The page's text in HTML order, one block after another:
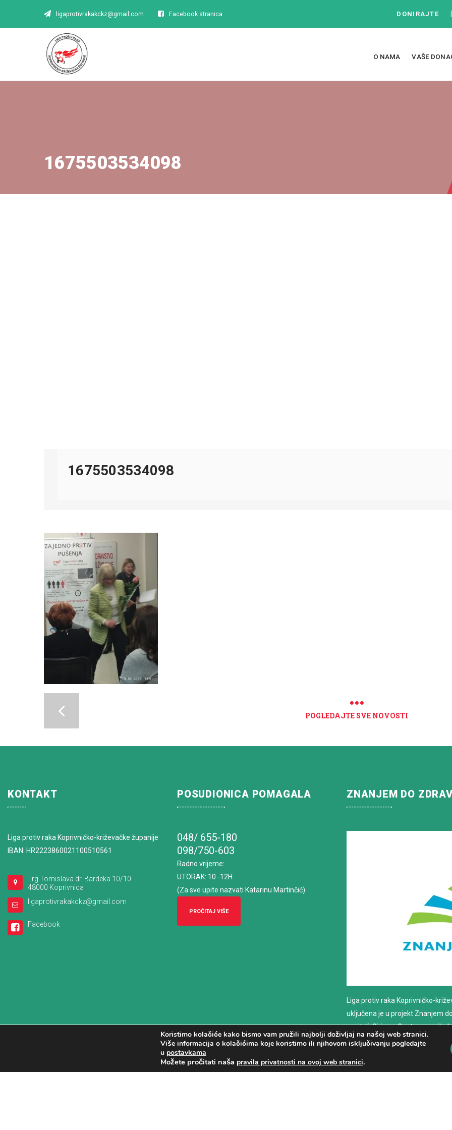
ligaprotivrakakckz@gmail.com Facebook stranica DONIRAJTE
O NAMA VAŠE
1675503534098
1675503534098
POGLEDAJTE SVE NOVOSTI
Koristimo kolačiće kako bismo vam pružili najbolji doživljaj na našoj web stranici.
Više informacija o kolačićima koje koristimo ili njihovom isključivanju pogledajte
u postavkama
Možete pročitati naša pravila privatnosti na ovoj web stranici.
KONTAKT
Liga protiv raka Koprivničko-križevačke županije
IBAN: HR2223860021100510561
Trg Tomislava dr. Bardeka 10/10
48000 Koprivnica
ligaprotivrakakckz@gmail.com
Facebook
POSUDIONICA POMAGALA
048/ 655-180
098/750-603
Radno vrijeme:
UTORAK: 10 -12H
(Za sve upite nazvati Katarinu Martinčić)
PROČITAJ VIŠE
ZNANJEM DO
Liga protiv raka Koprivničko-
uključena je u projekt Znanjem
nositelj: Sirius – Centar za
savjetovanje
PROČITAJ VIŠE